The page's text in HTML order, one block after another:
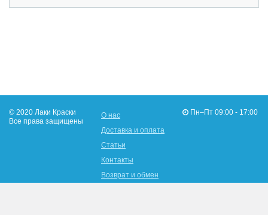
© 2020 Лаки Краски
Все права защищены
О нас
Доставка и оплата
Статьи
Контакты
Возврат и обмен
Пн–Пт 09:00 - 17:00